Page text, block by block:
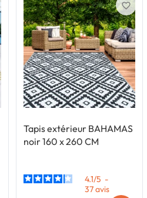
Tapis extérieur BAHAMAS
noir 160 x 260 CM
4.1/5 -
37avis
favorite_border